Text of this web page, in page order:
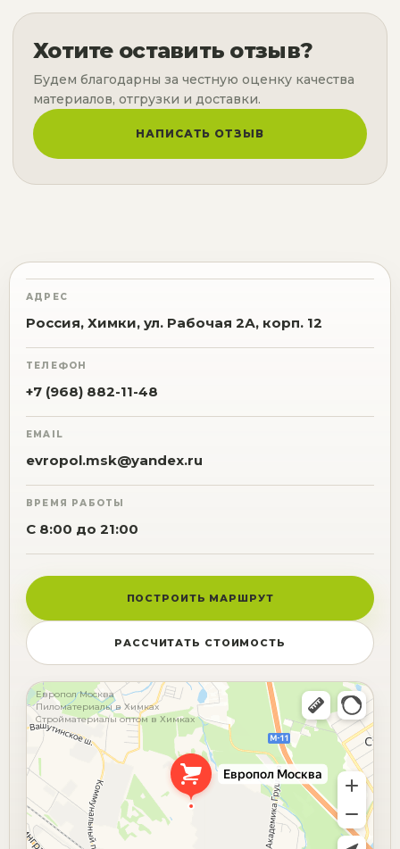
Хотите оставить отзыв?
Будем благодарны за честную оценку качества
материалов, отгрузки и доставки.
НАПИСАТЬ ОТЗЫВ
АДРЕС
Россия, Химки, ул. Рабочая 2А, корп. 12
ТЕЛЕФОН
+7 (968) 882-11-48
EMAIL
evropol.msk@yandex.ru
ВРЕМЯ РАБОТЫ
С 8:00 до 21:00
ПОСТРОИТЬ МАРШРУТ
РАССЧИТАТЬ СТОИМОСТЬ
Европол Москва
Пиломатериалы в Химках
Стройматериалы оптом в Химках